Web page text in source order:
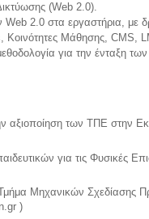
(Web 2.0).
2.0 στα εργαστήρια, με
Μάθησης, CMS,
για την ένταξη
αξιοποίηση των ΤΠΕ στην
για τις Φυσικές
Μηχανικών Σχεδίασης
)